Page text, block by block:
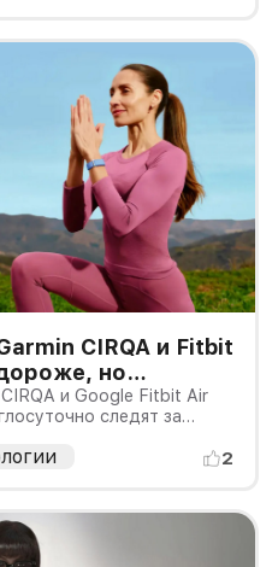
CIRQA и Fitbit
но
шагов
и Google Fitbit Air
следят за
против $99,99.
2